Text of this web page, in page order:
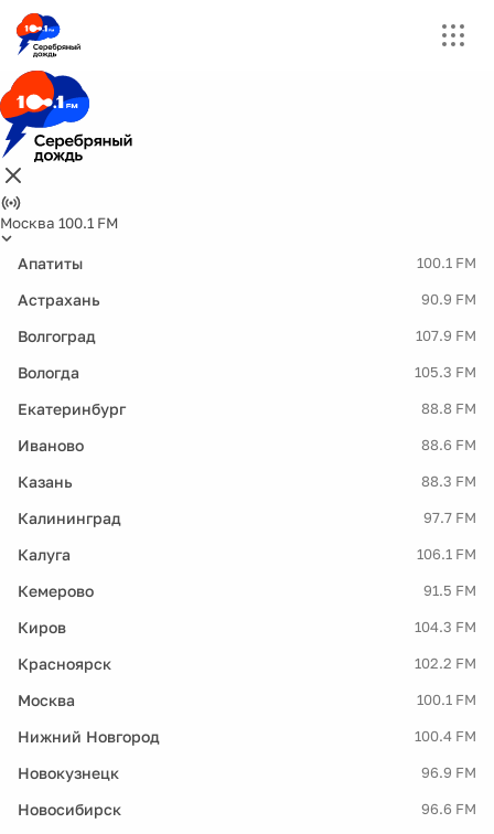
Москва 100.1 FM
Апатиты 100.1 FM
Астрахань 90.9 FM
Волгоград 107.9 FM
Вологда 105.3 FM
Екатеринбург 88.8 FM
Иваново 88.6 FM
Казань 88.3 FM
Калининград 97.7 FM
Калуга 106.1 FM
Кемерово 91.5 FM
Киров 104.3 FM
Красноярск 102.2 FM
Москва 100.1 FM
Нижний Новгород 100.4 FM
Новокузнецк 96.9 FM
Новосибирск 96.6 FM